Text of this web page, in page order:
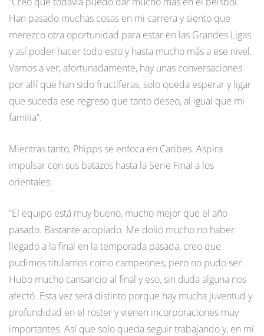
Han pasado muchas cosas en mi carrera y siento que
merezco otra oportunidad para estar en las Grandes Ligas
y así poder hacer todo esto y hasta mucho más a ese nivel.
Vamos a ver, afortunadamente, hay unas conversaciones
por allí que han sido fructíferas, solo queda esperar y ligar
que suceda ese regreso que tanto deseo, al igual que mi
familia”.
Mientras tanto, Phipps se enfoca en Caribes. Aspira
impulsar con sus batazos hasta la Serie Final a los
orientales.
“El equipo está muy bueno, mucho mejor que el año
pasado. Bastante acoplado. Me dolió mucho no haber
llegado a la final en la temporada pasada, creo que
pudimos titularnos como campeones, pero no pudo ser.
Hubo mucho cansancio al final y eso, sin duda alguna nos
afectó. Esta vez será distinto porque hay mucha juventud y
profundidad en el roster y vienen incorporaciones muy
importantes. Así que solo queda seguir trabajando y, en mi